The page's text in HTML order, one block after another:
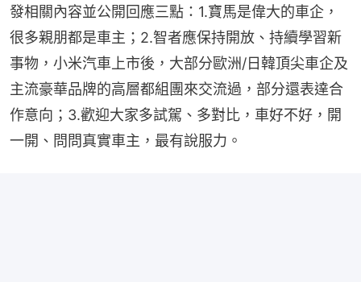
發相關內容並公開回應三點：1.寶馬是偉大的車企，
很多親朋都是車主；2.智者應保持開放、持續學習新
事物，小米汽車上市後，大部分歐洲/日韓頂尖車企及
主流豪華品牌的高層都組團來交流過，部分還表達合
作意向；3.歡迎大家多試駕、多對比，車好不好，開
一開、問問真實車主，最有說服力。